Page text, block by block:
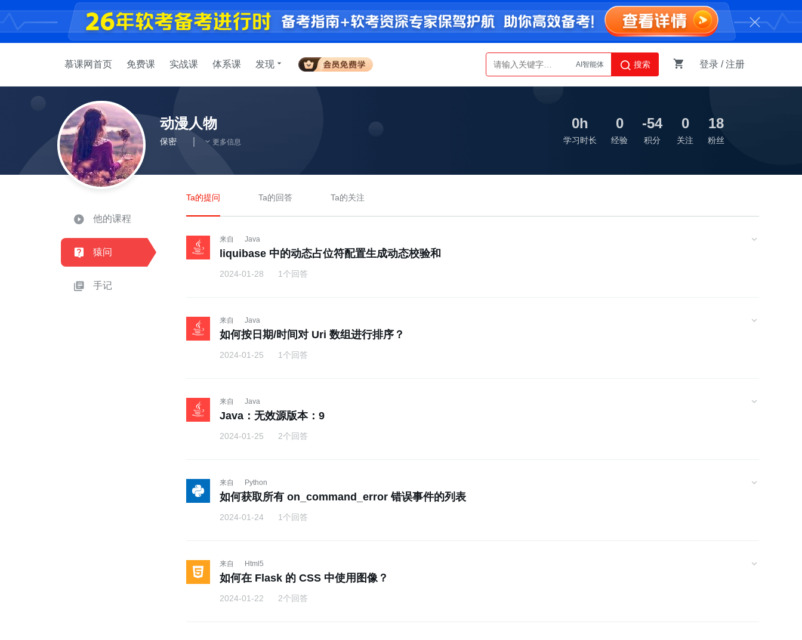
慕课网首页 免费课 实战课 体系课 发现
Python
AI智能体
搜索 登录 /注册
动漫人物
保密 更多信息
0h
学习时长
0
经验
-54
积分
0
关注
18
粉丝
他的课程
猿问
手记
Ta的提问 Ta的回答 Ta的关注
来自 Java
liquibase 中的动态占位符配置生成动态校验和
2024-01-28 1个回答
来自 Java
如何按日期/时间对 Uri 数组进行排序？
2024-01-25 1个回答
来自 Java
Java：无效源版本：9
2024-01-25 2个回答
来自 Python
如何获取所有 on_command_error 错误事件的列表
2024-01-24 1个回答
来自 Html5
如何在 Flask 的 CSS 中使用图像？
2024-01-22 2个回答